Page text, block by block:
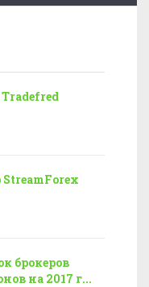
Tradefred
StreamForex
брокеров
на 2017 г...